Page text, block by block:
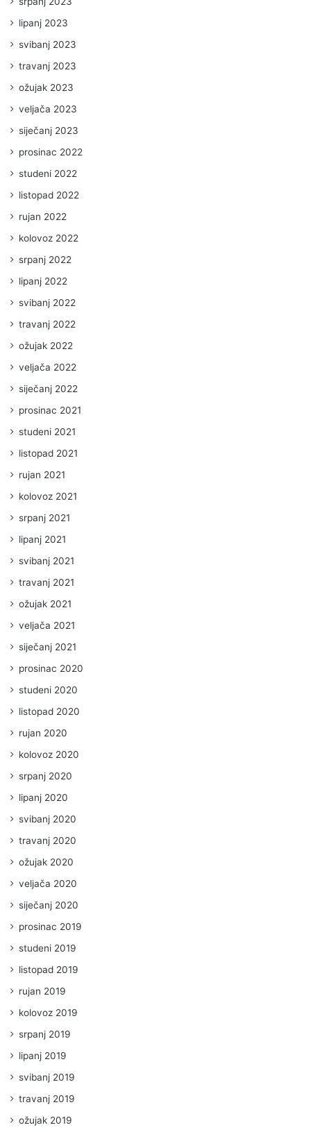
lipanj 2023
svibanj 2023
travanj 2023
ožujak 2023
veljača 2023
siječanj 2023
prosinac 2022
studeni 2022
listopad 2022
rujan 2022
kolovoz 2022
srpanj 2022
lipanj 2022
svibanj 2022
travanj 2022
ožujak 2022
veljača 2022
siječanj 2022
prosinac 2021
studeni 2021
listopad 2021
rujan 2021
kolovoz 2021
srpanj 2021
lipanj 2021
svibanj 2021
travanj 2021
ožujak 2021
veljača 2021
siječanj 2021
prosinac 2020
studeni 2020
listopad 2020
rujan 2020
kolovoz 2020
srpanj 2020
lipanj 2020
svibanj 2020
travanj 2020
ožujak 2020
veljača 2020
siječanj 2020
prosinac 2019
studeni 2019
listopad 2019
rujan 2019
kolovoz 2019
srpanj 2019
lipanj 2019
svibanj 2019
travanj 2019
ožujak 2019